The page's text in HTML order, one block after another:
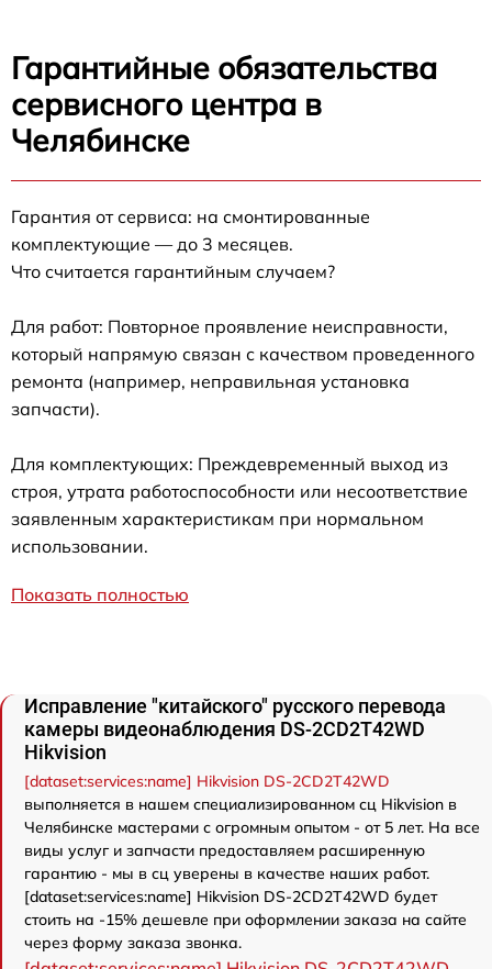
Гарантийные обязательства
сервисного центра в
Челябинске
Гарантия от сервиса: на смонтированные
комплектующие — до 3 месяцев.
Что считается гарантийным случаем?
Для работ: Повторное проявление неисправности,
который напрямую связан с качеством проведенного
ремонта (например, неправильная установка
запчасти).
Для комплектующих: Преждевременный выход из
строя, утрата работоспособности или несоответствие
заявленным характеристикам при нормальном
использовании.
Показать полностью
Исправление "китайского" русского перевода
камеры видеонаблюдения DS-2CD2T42WD
Hikvision
[dataset:services:name] Hikvision DS-2CD2T42WD
выполняется в нашем специализированном сц Hikvision в
Челябинске мастерами с огромным опытом - от 5 лет. На все
виды услуг и запчасти предоставляем расширенную
гарантию - мы в сц уверены в качестве наших работ.
[dataset:services:name] Hikvision DS-2CD2T42WD будет
стоить на -15% дешевле при оформлении заказа на сайте
через форму заказа звонка.